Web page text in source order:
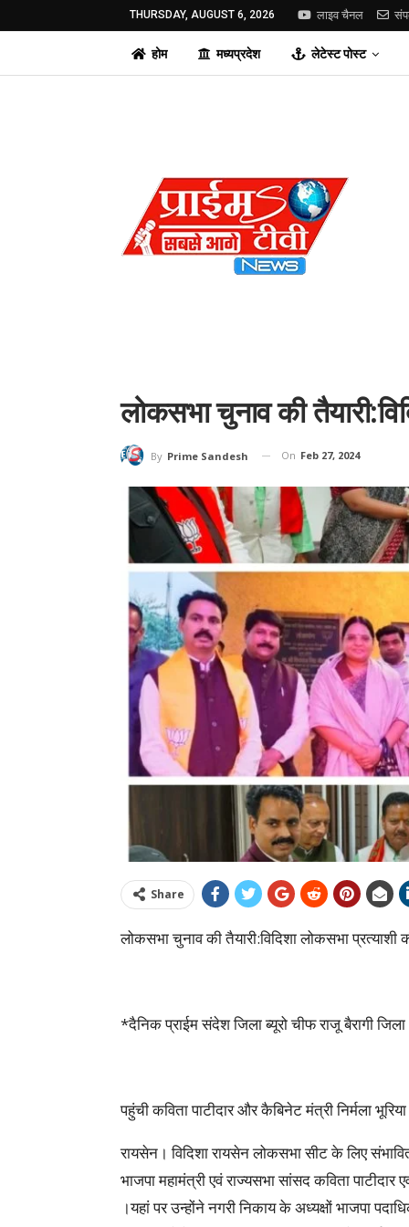
THURSDAY, AUGUST 6, 2026 लाइव चैनल
होम मध्यप्रदेश लेटेस्ट पोस्ट
लोकसभा चुनाव की
By Prime Sandesh On Feb 27, 2024
Share
लोकसभा चुनाव की तैयारी:विदिशा लोकसभा प्रत्याशी
*दैनिक प्राईम संदेश जिला ब्यूरो चीफ राजू बैरागी
पहुंची कविता पाटीदार और कैबिनेट मंत्री निर्मला
रायसेन। विदिशा रायसेन लोकसभा सीट के लिए
भाजपा महामंत्री एवं राज्यसभा सांसद कविता पाटीदार
।यहां पर उन्होंने नगरी निकाय के अध्यक्षों भाजपा